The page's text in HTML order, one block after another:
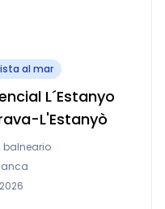
al mar
L´Estanyo
L'Estanyò
balneario